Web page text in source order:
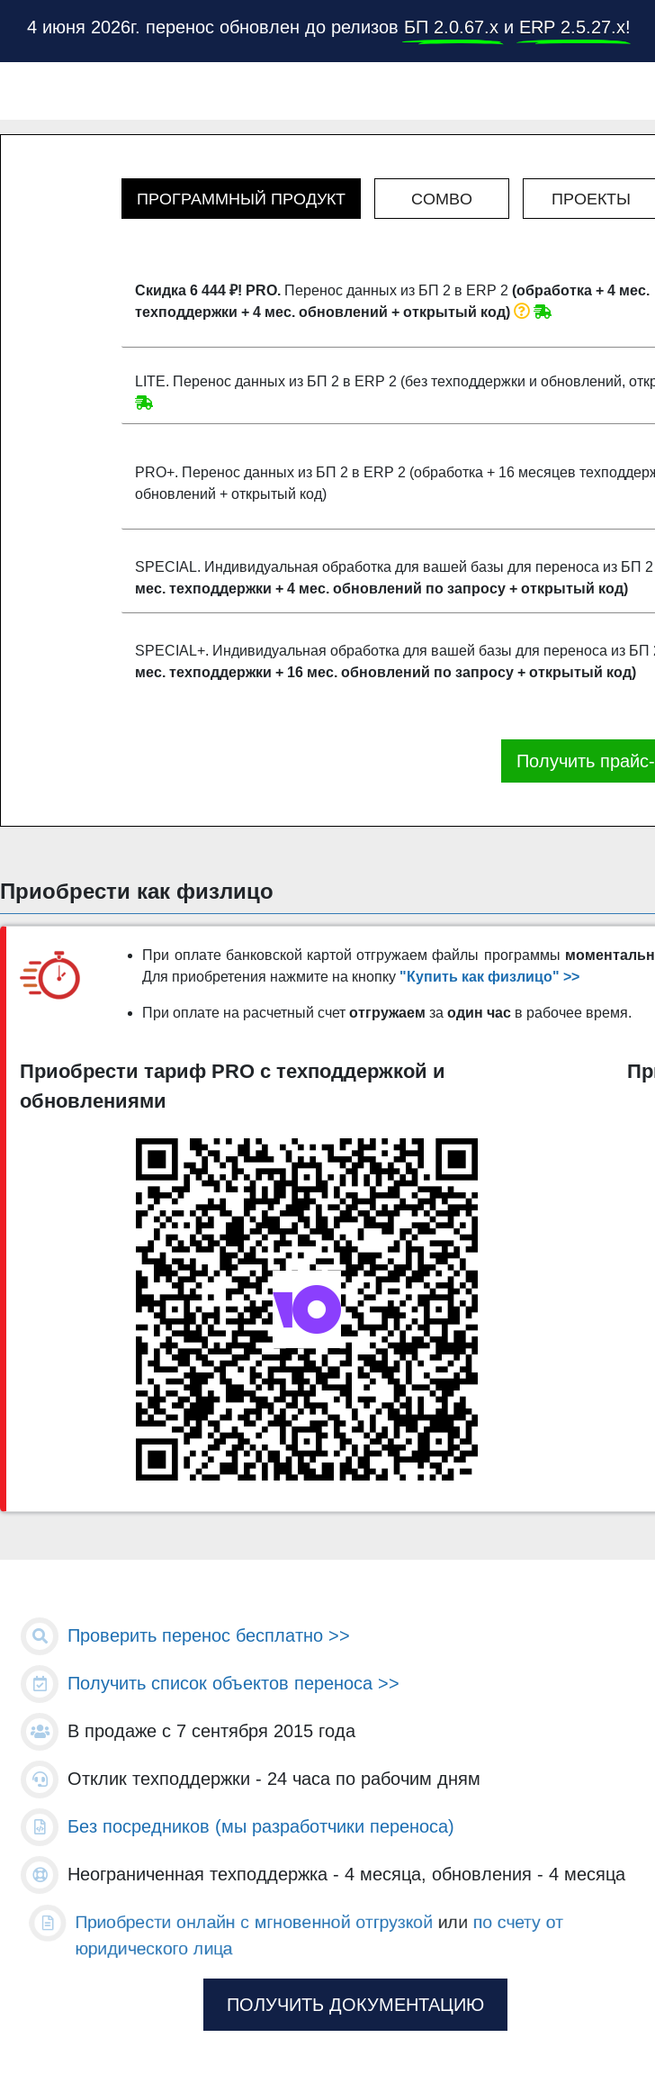
4 июня 2026г. перенос обновлен до релизов БП 2.0.67.х и ERP 2.5.27.х!
ПРОГРАММНЫЙ ПРОДУКТ COMBO ПРОЕКТЫ
Скидка 6 444 ₽! PRO.Перенос данных из БП 2 в ERP 2 (обработка + 4 мес.
техподдержки + 4 мес. обновлений + открытый код)
LITE. Перенос данных из БП 2 в ERP 2 (без техподдержки и обновлений,
PRO+. Перенос данных из БП 2 в ERP 2 (обработка + 16 месяцев
обновлений + открытый код)
SPECIAL. Индивидуальная обработка для вашей базы для переноса из БП
мес. техподдержки + 4 мес. обновлений по запросу + открытый код)
SPECIAL+. Индивидуальная обработка для вашей базы для переноса из БП
мес. техподдержки + 16 мес. обновлений по запросу + открытый код)
Получить
Приобрести как физлицо
При оплате банковской картой отгружаем файлы программы
Для приобретения нажмите на кнопку "Купить как физлицо" >>
При оплате на расчетный счетотгружаем заодин час в рабочее время.
Приобрести тариф PRO c техподдержкой и
обновлениями
Проверить перенос бесплатно >>
Получить список объектов переноса >>
В продаже с 7 сентября 2015 года
Отклик техподдержки - 24 часа по рабочим дням
Без посредников (мы разработчики переноса)
Неограниченная техподдержка - 4 месяца, обновления - 4 месяца
Приобрести онлайн с мгновенной отгрузкой илипо счету от
юридического лица
ПОЛУЧИТЬ ДОКУМЕНТАЦИЮ